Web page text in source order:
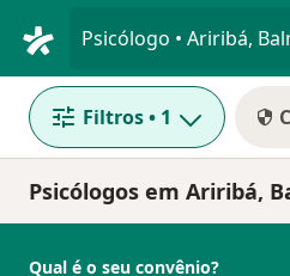
Filtros• 1
Psicólogos em Ariribá,
Qual é o seu convênio?